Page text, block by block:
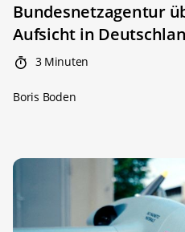
Bundesnetzagentur
Aufsicht in
3 Minuten
Boris Boden